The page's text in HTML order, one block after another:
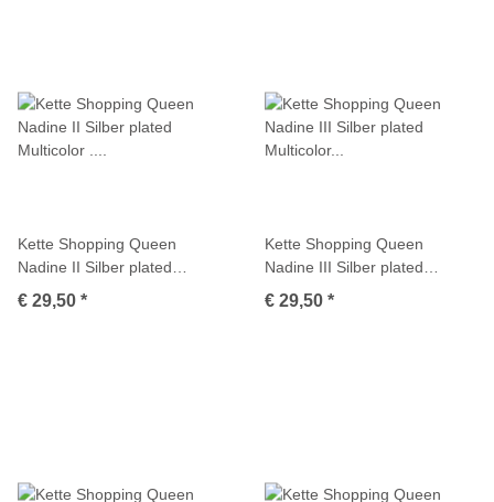
Kette Shopping Queen
Nadine II Silber plated
Multicolor . M01727
€ 29,50 *
Kette Shopping Queen
Nadine III Silber plated
Multicolor . M01728
€ 29,50 *